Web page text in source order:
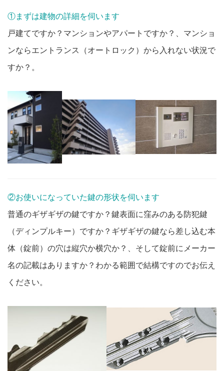
①まずは建物の詳細を伺います
戸建てですか？マンションやアパートですか？、マンショ
ンならエントランス（オートロック）から入れない状況で
すか？。
②お使いになっていた鍵の形状を伺います
普通のギザギザの鍵ですか？鍵表面に窪みのある防犯鍵
（ディンプルキー）ですか？ギザギザの鍵なら差し込む本
体（錠前）の穴は縦穴か横穴か？、そして錠前にメーカー
名の記載はありますか？わかる範囲で結構ですのでお伝え
ください。